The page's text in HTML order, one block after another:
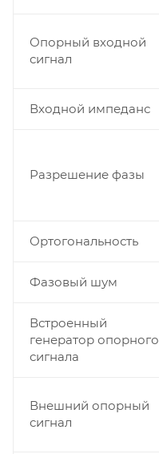
Опорный входной
сигнал
Входной импеданс
Разрешение фазы
Ортогональность
Фазовый шум
Встроенный
генератор опорного
сигнала
Внешний опорный
сигнал